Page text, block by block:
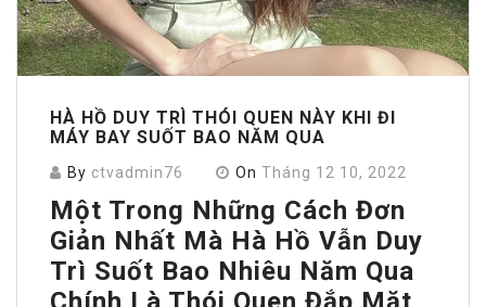
HÀ HỒ DUY TRÌ THÓI QUEN NÀY KHI ĐI
MÁY BAY SUỐT BAO NĂM QUA
By ctvadmin76 On Tháng 12 10, 2022
Một Trong Những Cách Đơn
Giản Nhất Mà Hà Hồ Vẫn Duy
Trì Suốt Bao Nhiêu Năm Qua